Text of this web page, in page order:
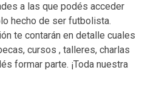
a las que podés acceder
hecho de ser futbolista.
te contarán en detalle cuales
cursos , talleres, charlas
formar parte. ¡Toda nuestra